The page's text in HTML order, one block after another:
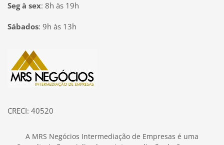
Seg à sex: 8h às 19h
Sábados: 9h às 13h
Página inicial
CRECI: 40520
A MRS Negócios Intermediação de Empresas é uma